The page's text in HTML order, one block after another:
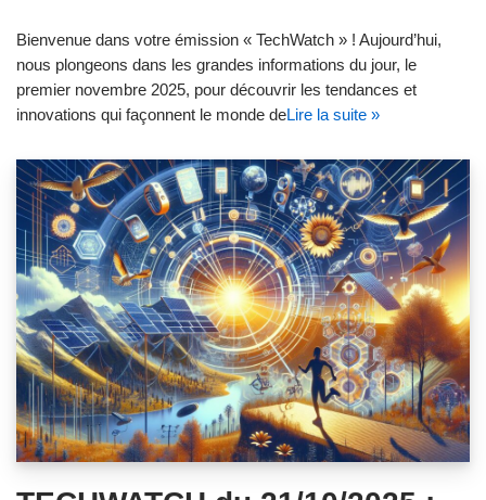
Bienvenue dans votre émission « TechWatch » ! Aujourd’hui,
nous plongeons dans les grandes informations du jour, le
premier novembre 2025, pour découvrir les tendances et
innovations qui façonnent le monde deLire la suite »